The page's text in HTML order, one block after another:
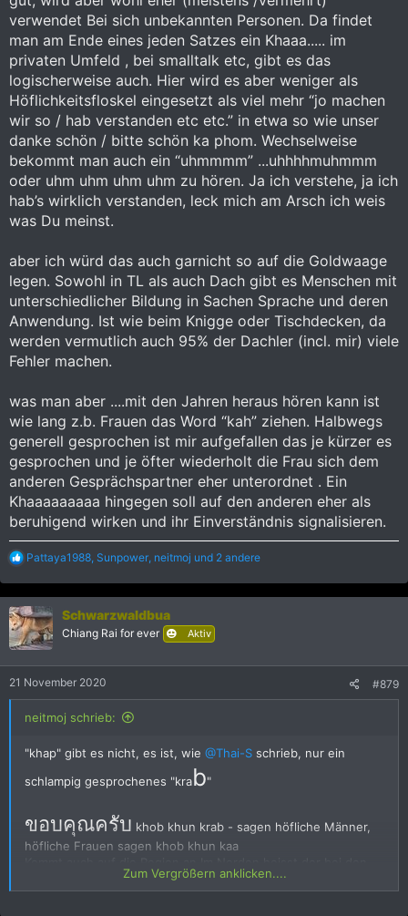
verwendet Bei sich unbekannten Personen. Da findet
man am Ende eines jeden Satzes ein Khaaa..... im
privaten Umfeld , bei smalltalk etc, gibt es das
logischerweise auch. Hier wird es aber weniger als
Höflichkeitsfloskel eingesetzt als viel mehr “jo machen
wir so / hab verstanden etc etc.” in etwa so wie unser
danke schön / bitte schön ka phom. Wechselweise
bekommt man auch ein “uhmmmm” ...uhhhhmuhmmm
oder uhm uhm uhm uhm zu hören. Ja ich verstehe, ja ich
hab’s wirklich verstanden, leck mich am Arsch ich weis
was Du meinst.
aber ich würd das auch garnicht so auf die Goldwaage
legen. Sowohl in TL als auch Dach gibt es Menschen mit
unterschiedlicher Bildung in Sachen Sprache und deren
Anwendung. Ist wie beim Knigge oder Tischdecken, da
werden vermutlich auch 95% der Dachler (incl. mir) viele
Fehler machen.
was man aber ....mit den Jahren heraus hören kann ist
wie lang z.b. Frauen das Word “kah” ziehen. Halbwegs
generell gesprochen ist mir aufgefallen das je kürzer es
gesprochen und je öfter wiederholt die Frau sich dem
anderen Gesprächspartner eher unterordnet . Ein
Khaaaaaaaaa hingegen soll auf den anderen eher als
beruhigend wirken und ihr Einverständnis signalisieren.
R
a
k
t
i
o
n
:
Pattaya1988 Sunpower neitmoj und 2 andere
Schwarzwaldbua
Chiang Rai for ever Aktiv
21 November 2020 #879
neitmoj schrieb:
"khap" gibt es nicht, es ist, wie @Thai-S schrieb, nur ein
schlampig gesprochenes "krab"
ขอบคุณครับ khob khun krab - sagen höfliche Männer,
höfliche Frauen sagen khob khun kaa
Frauen djau.Also sawatdii djau oder khob khun djau.Wird wohl
Dialekt sein...
Zum Vergrößern anklicken....